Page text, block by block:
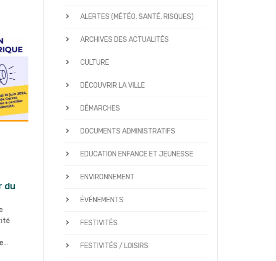
du
ALERTES (MÉTÉO, SANTÉ, RISQUES)
ARCHIVES DES ACTUALITÉS
CULTURE
DÉCOUVRIR LA VILLE
DÉMARCHES
DOCUMENTS ADMINISTRATIFS
EDUCATION ENFANCE ET JEUNESSE
ENVIRONNEMENT
ÉVÉNEMENTS
FESTIVITÉS
FESTIVITÉS / LOISIRS